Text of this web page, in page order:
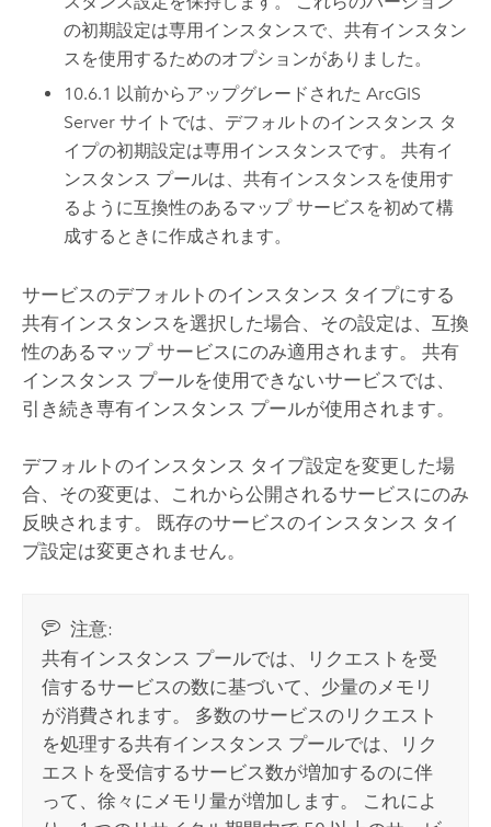
の初期設定は専用インスタンスで、共有インスタン
スを使用するためのオプションがありました。
10.6.1 以前からアップグレードされたArcGIS
Server サイトでは、デフォルトのインスタンス タ
イプの初期設定は専用インスタンスです。 共有イ
ンスタンス プールは、共有インスタンスを使用す
るように互換性のあるマップ サービスを初めて構
成するときに作成されます。
サービスのデフォルトのインスタンス タイプにする
共有インスタンスを選択した場合、その設定は、互換
性のあるマップ サービスにのみ適用されます。 共有
インスタンス プールを使用できないサービスでは、
引き続き専有インスタンス プールが使用されます。
デフォルトのインスタンス タイプ設定を変更した場
合、その変更は、これから公開されるサービスにのみ
反映されます。 既存のサービスのインスタンス タイ
プ設定は変更されません。
注意:
共有インスタンス プールでは、リクエストを受
信するサービスの数に基づいて、少量のメモリ
が消費されます。 多数のサービスのリクエスト
を処理する共有インスタンス プールでは、リク
エストを受信するサービス数が増加するのに伴
って、徐々にメモリ量が増加します。 これによ